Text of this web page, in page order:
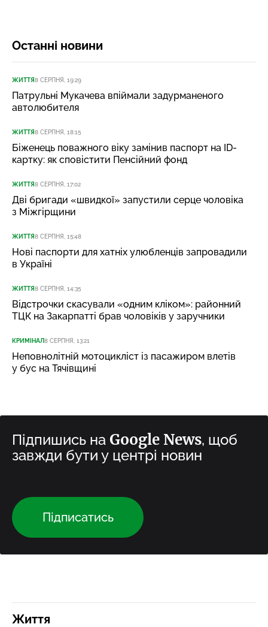
Останні новини
ЖИТТЯ8 СЕРПНЯ, 19:29
Патрульні Мукачева впіймали задурманеного
автолюбителя
ЖИТТЯ8 СЕРПНЯ, 18:15
Біженець поважного віку замінив паспорт на ID-
картку: як сповістити Пенсійний фонд
ЖИТТЯ8 СЕРПНЯ, 17:02
Дві бригади «швидкої» запустили серце чоловіка
з Міжгірщини
ЖИТТЯ8 СЕРПНЯ, 15:48
Нові паспорти для хатніх улюбленців запровадили
в Україні
ЖИТТЯ8 СЕРПНЯ, 14:35
Відстрочки скасували «одним кліком»: районний
ТЦК на Закарпатті брав чоловіків у заручники
КРИМІНАЛ8 СЕРПНЯ, 13:21
Неповнолітній мотоцикліст із пасажиром влетів
у бус на Тячівщині
Підпишись на Google News, щоб
завжди бути у центрі новин
Підписатись
Життя